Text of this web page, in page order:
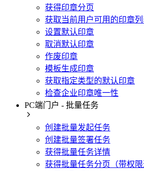
获得印章分页
获取当前用户可用的印章列
设置默认印章
取消默认印章
作废印章
模板生成印章
获取指定类型的默认印章
检查企业印章唯一性
PC端门户 - 批量任务
创建批量发起任务
创建批量签署任务
获得批量任务详情
获得批量任务分页（带权限